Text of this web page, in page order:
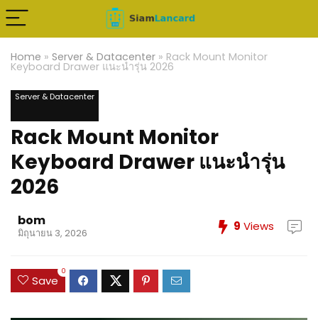
Home » Server & Datacenter » Rack Mount Monitor
Keyboard Drawer แนะนำรุ่น 2026
Server & Datacenter
Rack Mount Monitor
Keyboard Drawer แนะนำรุ่น
2026
bom
มิถุนายน 3, 2026 9 Views
Save
0